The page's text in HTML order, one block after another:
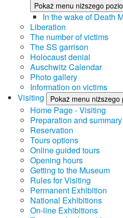
Pokaż menu niższego
In the wake of Death
Liberation
The number of victims
The SS garrison
Holocaust denial
Auschwitz Calendar
Photo gallery
Information on victims
Visiting
Pokaż menu
Home Page - Visiting
Preparation and
Reservation
Tours options
Online guided tours
Opening hours
Getting to the Museum
Rules for Visiting
Permanent Exhibition
National Exhibitions
On-line Exhibitions